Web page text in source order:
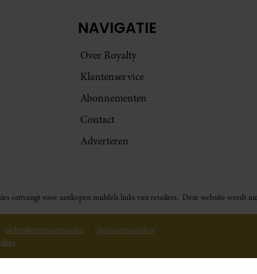
NAVIGATIE
Over Royalty
Klantenservice
Abonnementen
Contact
Adverteren
ontvangt voor aankopen middels links van retailers. Deze website wordt
Gebruikersvoorwaarden
Spelvoorwaarden